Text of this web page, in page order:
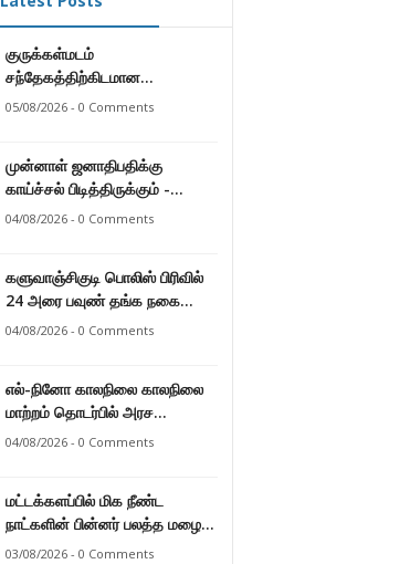
குருக்கள்மடம்
சந்தேகத்திற்கிடமான
மனிதப்புதைகுழி தொடர்பான
தவணையிடப்பட்டுள்ளது.
05/08/2026 - 0 Comments
முன்னாள் ஜனாதிபதிக்கு
காய்ச்சல் பிடித்திருக்கும் -
பாராளுமன்ற உறுப்பினர் ஸ்ரீநேசன்
04/08/2026 - 0 Comments
களுவாஞ்சிகுடி பொலிஸ் பிரிவில்
24 அரை பவுண் தங்க நகை
களவு 24 மணித்தியலத்தில்
04/08/2026 - 0 Comments
எல்-நினோ காலநிலை காலநிலை
மாற்றம் தொடர்பில் அரச
உத்தியோகஸ்த்தர்களுக்கு
04/08/2026 - 0 Comments
மட்டக்களப்பில் மிக நீண்ட
நாட்களின் பின்னர் பலத்த மழை
47.8 மில்லி மீற்றர் மழை வீழ்ச்சி
03/08/2026 - 0 Comments